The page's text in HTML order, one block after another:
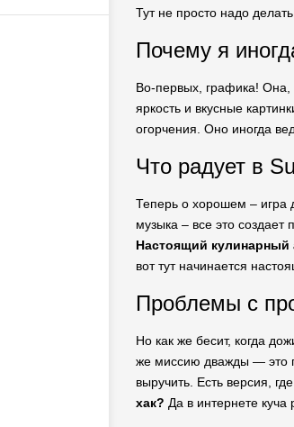
Тут не просто надо
Почему я
Во-первых, графика! Она,
яркость и вкусные
огорчения. Оно иногда
Что радует в
Теперь о хорошем – игра
музыка – все это
Настоящий кулинарный
вот тут начинается
Проблемы с
Но как же бесит, когда
же миссию дважды — это
выручить. Есть версия,
хак? Да в интернете куча